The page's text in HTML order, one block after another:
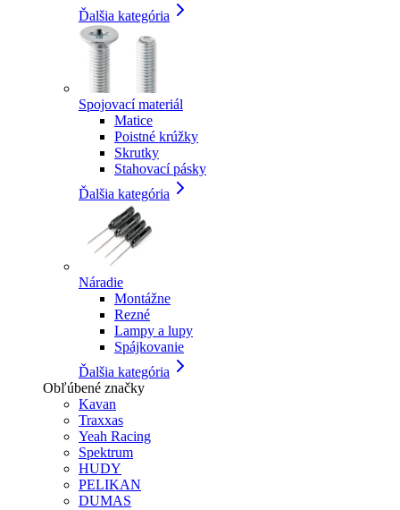
Ďalšia kategória
Spojovací materiál
Matice
Poistné krúžky
Skrutky
Stahovací pásky
Ďalšia kategória
Náradie
Montážne
Rezné
Lampy a lupy
Spájkovanie
Ďalšia kategória
Obľúbené značky
Kavan
Traxxas
Yeah Racing
Spektrum
HUDY
PELIKAN
DUMAS